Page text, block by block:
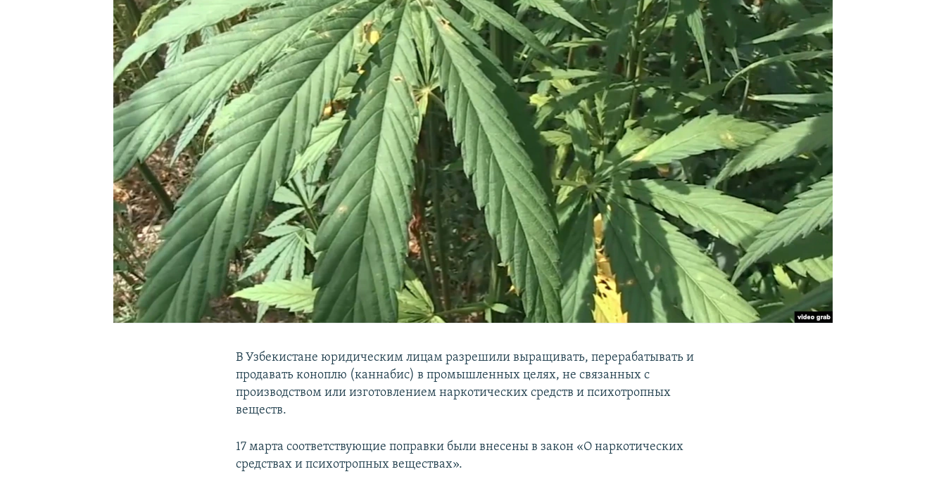
В Узбекистане юридическим лицам разрешили выращивать, перерабатывать и
продавать коноплю (каннабис) в промышленных целях, не связанных с
производством или изготовлением наркотических средств и психотропных
веществ.
17 марта соответствующие поправки были внесены в закон «О наркотических
средствах и психотропных веществах».